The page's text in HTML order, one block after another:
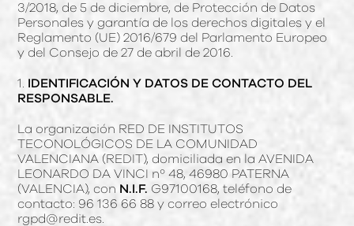
3/2018, de 5 de diciembre, de Protección de Datos
Personales y garantía de los derechos digitales y el
Reglamento (UE) 2016/679 del Parlamento Europeo
y del Consejo de 27 de abril de 2016.
1. IDENTIFICACIÓN Y DATOS DE CONTACTO DEL
RESPONSABLE.
La organización RED DE INSTITUTOS
TECONOLÓGICOS DE LA COMUNIDAD
VALENCIANA (REDIT), domiciliada en la AVENIDA
LEONARDO DA VINCI nº 48, 46980 PATERNA
(VALENCIA), con N.I.F. G97100168, teléfono de
contacto: 96 136 66 88 y correo electrónico
rgpd@redit.es.